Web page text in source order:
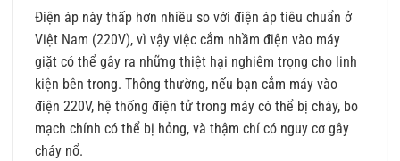
Điện áp này thấp hơn nhiều so với điện áp tiêu chuẩn ở
Việt Nam (220V), vì vậy việc cắm nhầm điện vào máy
giặt có thể gây ra những thiệt hại nghiêm trọng cho linh
kiện bên trong. Thông thường, nếu bạn cắm máy vào
điện 220V, hệ thống điện tử trong máy có thể bị cháy, bo
mạch chính có thể bị hỏng, và thậm chí có nguy cơ gây
cháy nổ.